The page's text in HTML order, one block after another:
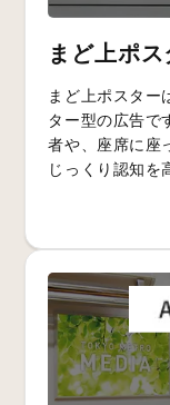
まど上ポス
まど上ポスター
ター型の広告で
者や、座席に座
じっくり認知を